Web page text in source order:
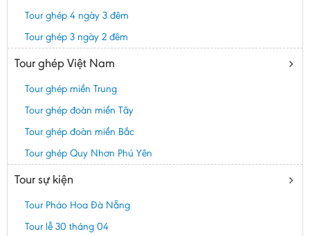
Tour ghép 4 ngày 3 đêm
Tour ghép 3 ngày 2 đêm
Tour ghép Việt Nam
Tour ghép miền Trung
Tour ghép đoàn miền Tây
Tour ghép đoàn miền Bắc
Tour ghép Quy Nhơn Phú Yên
Tour sự kiện
Tour Pháo Hoa Đà Nẵng
Tour lễ 30 tháng 04